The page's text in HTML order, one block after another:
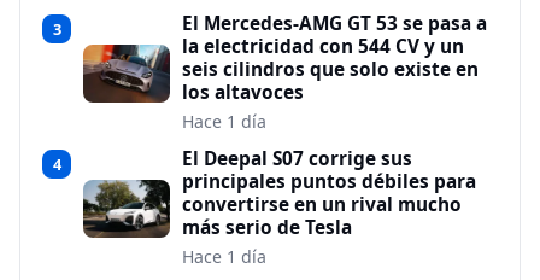
3
El Mercedes-AMG GT 53 se pasa a
la electricidad con 544 CV y un
seis cilindros que solo existe en
los altavoces
Hace 1 día
4
El Deepal S07 corrige sus
principales puntos débiles para
convertirse en un rival mucho
más serio de Tesla
Hace 1 día